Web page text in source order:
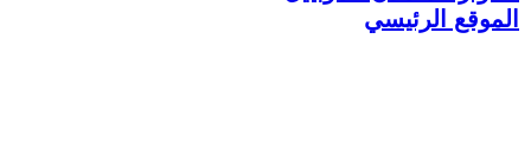
الموقع الرئيسي